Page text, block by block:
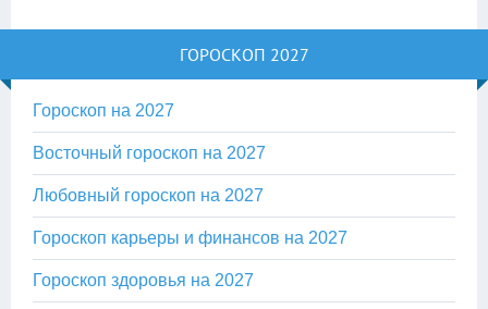
ГОРОСКОП 2027
Гороскоп на 2027
Восточный гороскоп на 2027
Любовный гороскоп на 2027
Гороскоп карьеры и финансов на 2027
Гороскоп здоровья на 2027